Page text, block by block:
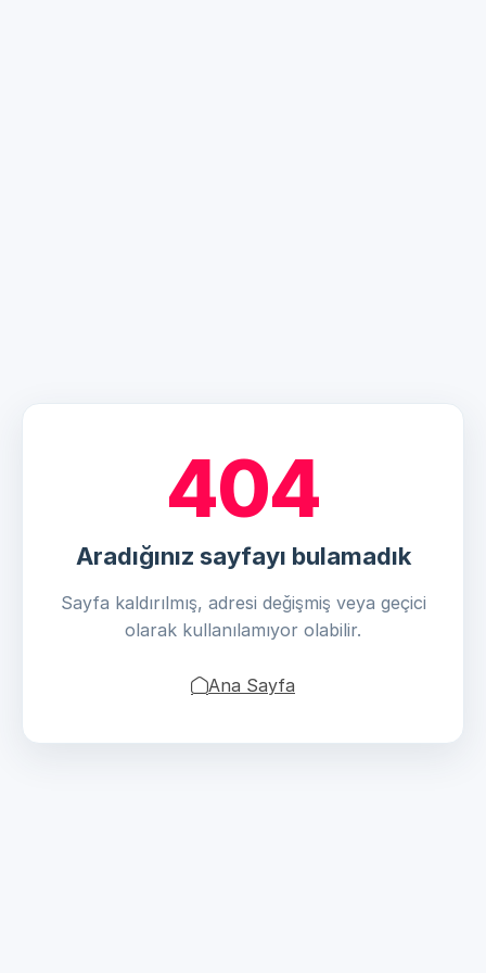
404
Aradığınız sayfayı bulamadık
Sayfa kaldırılmış, adresi değişmiş veya geçici
olarak kullanılamıyor olabilir.
Ana Sayfa